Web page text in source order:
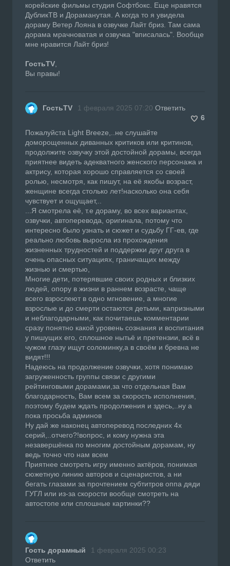
корейские фильмы студия Софтбокс. Еще нравятся
ДубликТВ и Дораманутая. А когда то я увидела
дораму Ветер Лояна в озвучке Лайт бриз. Там сама
дорама мрачноватая и озвучка "вписалась". Вообще
мне нравится Лайт бриз!
ГостьTV
Вы правы!
ГостьTV 1 февраля 2025 07:20 Ответить
6
Пожалуйста Light Breeze,..не слушайте
доморощенных диванных критиков или критинов,
продолжите озвучку этой достойной дорамы, всегда
приятнее видеть адекватного женского персонажа и
актрису, которая хорошо справляется со своей
ролью, несмотря, как пишут, на её якобы возраст,
женщине всегда столько лет!насколько она себя
чувствует и ощущает,..
...Я смотрела её, т.е дораму, во всех вариантах,
озвучки, автоперевода, оригинала, потому что
интересно было узнать и сюжет и судьбу ГГ-ев, где
реально любовь выросла из прохождения
жизненных трудностей и поддержки друг друга в
очень опасных ситуациях, граничащих между
жизнью и смертью,
Многие дети, потерявшие своих родных и близких
людей, опору в жизни в раннем возрасте, чаще
всего взрослеют в одно мгновение, а многие
взрослые и до смерти остаются детьми, капризными
и неблагодарными, как почитаешь комментарии
сразу понятно какой уровень сознания и воспитания
у пишущих его, сплошное нытьё и претензии, всё в
чужом глазу ищут соломинку,а в своём и бревна не
видят!!!
Надеюсь на продолжение озвучки, хотя понимаю
загруженность группы связи с другими
рейтинговыми дорамами,за что отдельная Вам
благодарность, Вам всем за скорость исполнения,
поэтому будем ждать продолжения и здесь,..ну а
пока просьба админов
Ну дай же наконец автоперевод последних 4х
серий,..отчего?!вопрос, и кому нужна эта
незавершёнка по многим достойным дорамам, ну
ведь точно что нам всем
Приятнее смотреть игру именно актёров, понимая
сюжетную линию авторов и сценаристов, а ни
бегать глазами за прочтением субтитров оппа дяди
ГУГЛ или из-за скорости вообще смотреть на
автостопе или сплошные картинки??
Гость дорамный
1 февраля 2025 00:23
Ответить